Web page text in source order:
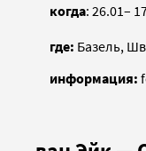
когда: 26.01–
где: Базель,
информация: